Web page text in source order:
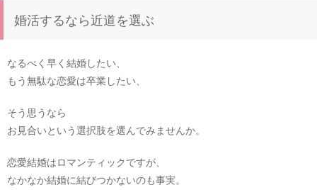
婚活するなら近道を選ぶ
なるべく早く結婚したい、
もう無駄な恋愛は卒業したい、
そう思うなら
お見合いという選択肢を選んでみませんか。
恋愛結婚はロマンティックですが、
なかなか結婚に結びつかないのも事実。